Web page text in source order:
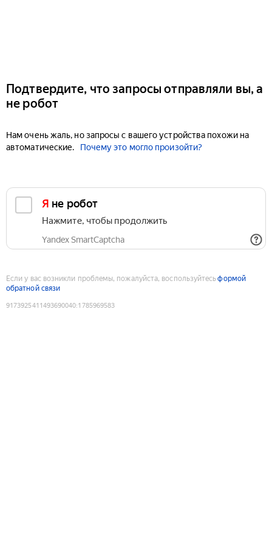
Подтвердите, что запросы отправляли вы, а
не робот
Нам очень жаль, но запросы с вашего устройства похожи на
автоматические.
Почему это могло произойти?
Я не робот
Нажмите, чтобы продолжить
Yandex SmartCaptcha
Если у вас возникли проблемы, пожалуйста, воспользуйтесьформой
обратной связи
9173925411493690040:1785969583